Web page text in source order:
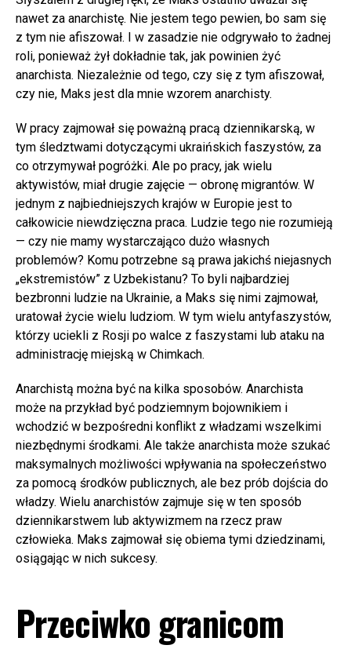
nawet za anarchistę. Nie jestem tego pewien, bo sam się
z tym nie afiszował. I w zasadzie nie odgrywało to żadnej
roli, ponieważ żył dokładnie tak, jak powinien żyć
anarchista. Niezależnie od tego, czy się z tym afiszował,
czy nie, Maks jest dla mnie wzorem anarchisty.
W pracy zajmował się poważną pracą dziennikarską, w
tym śledztwami dotyczącymi ukraińskich faszystów, za
co otrzymywał pogróżki. Ale po pracy, jak wielu
aktywistów, miał drugie zajęcie — obronę migrantów. W
jednym z najbiedniejszych krajów w Europie jest to
całkowicie niewdzięczna praca. Ludzie tego nie rozumieją
— czy nie mamy wystarczająco dużo własnych
problemów? Komu potrzebne są prawa jakichś niejasnych
„ekstremistów” z Uzbekistanu? To byli najbardziej
bezbronni ludzie na Ukrainie, a Maks się nimi zajmował,
uratował życie wielu ludziom. W tym wielu antyfaszystów,
którzy uciekli z Rosji po walce z faszystami lub ataku na
administrację miejską w Chimkach.
Anarchistą można być na kilka sposobów. Anarchista
może na przykład być podziemnym bojownikiem i
wchodzić w bezpośredni konflikt z władzami wszelkimi
niezbędnymi środkami. Ale także anarchista może szukać
maksymalnych możliwości wpływania na społeczeństwo
za pomocą środków publicznych, ale bez prób dojścia do
władzy. Wielu anarchistów zajmuje się w ten sposób
dziennikarstwem lub aktywizmem na rzecz praw
człowieka. Maks zajmował się obiema tymi dziedzinami,
osiągając w nich sukcesy.
Przeciwko granicom